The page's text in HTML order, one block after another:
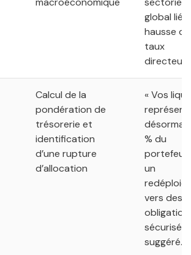
global lié
hausse
taux
Calcul de la
pondération de
trésorerie et
identification
d’une rupture
d’allocation
« Vos
% du
un
vers des
suggéré. »